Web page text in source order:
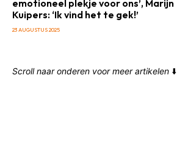
emotioneel plekje voor ons’, Marijn
Kuipers: ‘Ik vind het te gek!’
23 AUGUSTUS 2025
Scroll naar onderen voor meer artikelen ⬇️